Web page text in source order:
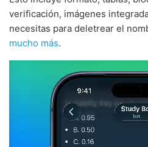
verificación, imágenes
necesitas para deletrear el
mucho más.